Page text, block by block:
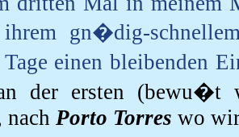
gn�dig-
Tage einen bleibenden
der ersten (bewu�t
nach Porto Torres wo